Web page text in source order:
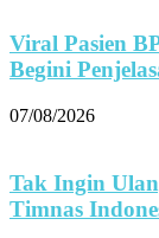
Viral Pasien
Begini
07/08/2026
Tak Ingin
Timnas